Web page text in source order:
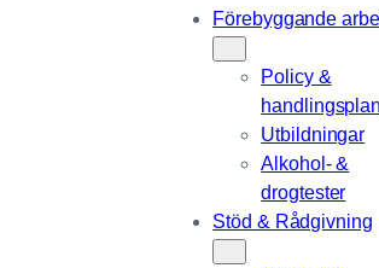
Detta fält används för
ska lämnas oförändrat.
Förebyggande
Policy &
handlingsplan
Utbildningar
Alkohol- &
drogtester
Stöd & Rådgivning